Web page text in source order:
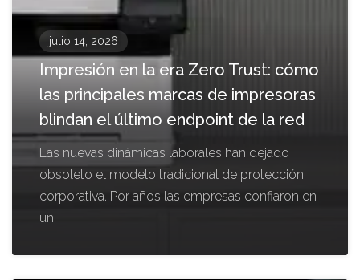
julio 14, 2026
Impresión en la era Zero Trust: cómo
las principales marcas de impresoras
blindan el último endpoint de la red
Las nuevas dinámicas laborales han dejado
obsoleto el modelo tradicional de protección
corporativa. Por años las empresas confiaron en
un